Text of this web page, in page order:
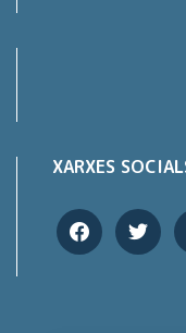
XARXES
facebooktwitter